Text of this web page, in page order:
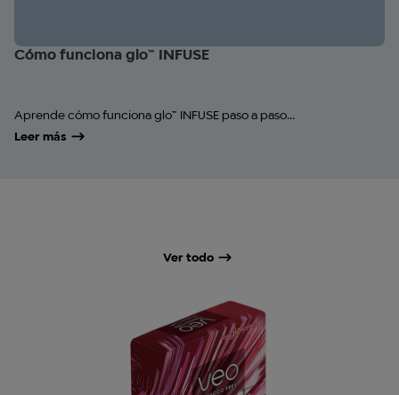
Cómo funciona glo™ INFUSE
Aprende cómo funciona glo™ INFUSE paso a paso...
Leer más
Ver todo